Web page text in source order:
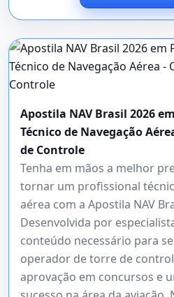
Apostila NAV Brasil 2026
Técnico de Navegação
de Controle
Tenha em mãos a melhor
tornar um profissional
aérea com a Apostila NAV
Desenvolvida por
conteúdo necessário para
operador de torre de
aprovação em concursos e